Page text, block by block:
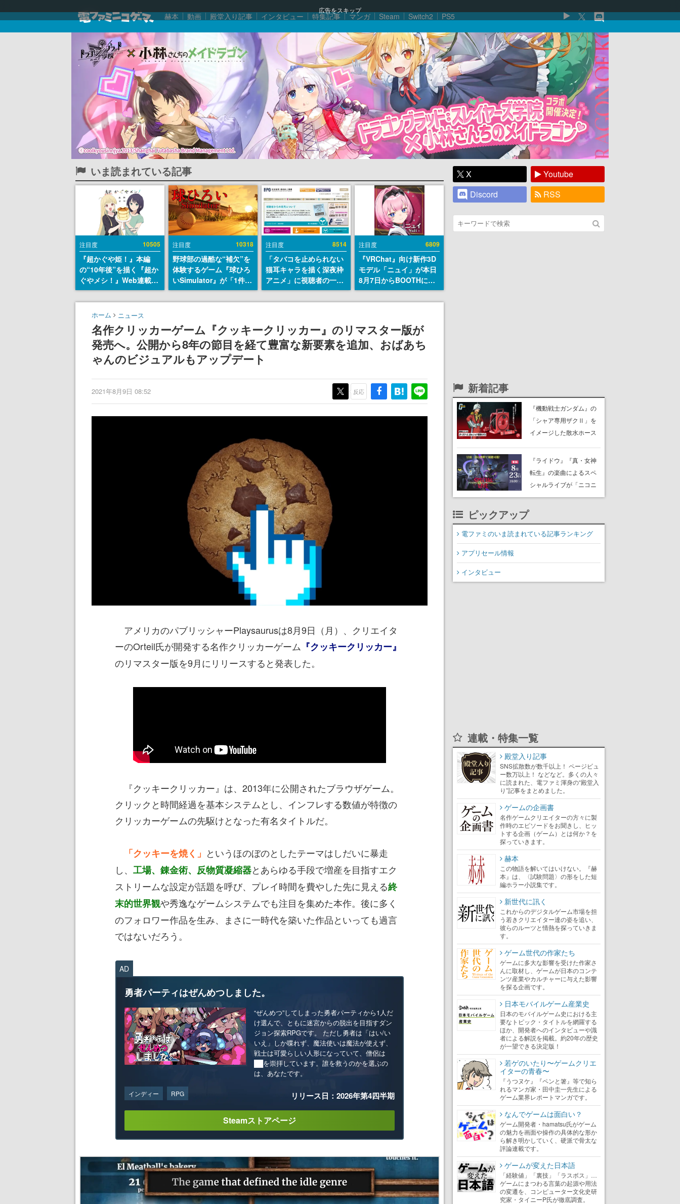
広告をスキップ
赫本 動画 殿堂入り記事 インタビュー 特集記事 マンガ Steam Switch2 PS5
いま読まれている記事
注目度 10505
『超かぐや姫！』本編
の“10年後”を描く『超か
ぐやメシ！』Web連載決
定。新たなWebマンガレ
ーベル「ビビビコミッ
ク」にて特別話が掲載ス
タート、あのお話には…
まだ続きがある！
注目度 10318
野球部の過酷な“補欠”を
体験するゲーム『球ひろ
いSimulator』が「1件」
のウィッシュリストをも
とにチェコ語に対応し
ダム・カム』開発元やチ
ェコのプロ野球選手から
称賛の声
注目度 8514
「タバコを止められない
猫耳キャラを描く深夜枠
アニメ」に視聴者の一部
から批判意見。違法薬物
の使用と思しき描写も含
注目度 6809
『VRChat』向け新作3D
モデル「ニュイ」が本日
8月7日からBOOTHにて
発売。瞳に光る星や感情
豊かな表情が、小悪魔か
ホーム ニュース
名作クリッカーゲーム『クッキークリッカー』のリマスター版が
発売へ。公開から8年の節目を経て豊富な新要素を追加、おばあち
ゃんのビジュアルもアップデート
2021年8月9日 08:52 反応
アメリカのパブリッシャーPlaysaurusは8月9日（月）、クリエイタ
ーのOrteil氏が開発する名作クリッカーゲーム 『クッキークリッカー』
のリマスター版を9月にリリースすると発表した。
『クッキークリッカー』は、2013年に公開されたブラウザゲーム。
クリックと時間経過を基本システムとし、インフレする数値が特徴の
クリッカーゲームの先駆けとなった有名タイトルだ。
「クッキーを焼く」 というほのぼのとしたテーマはしだいに暴走
し、 工場、錬金術、反物質凝縮器とあらゆる手段で増産を目指すエク
ストリームな設定が話題を呼び、プレイ時間を費やした先に見える終
末的世界観や秀逸なゲームシステムでも注目を集めた本作。後に多く
のフォロワー作品を生み、まさに一時代を築いた作品といっても過言
ではないだろう。
AD
勇者パーティはぜんめつしました。
“ぜんめつ”してしまった勇者パーティから1人だ
け選んで、ともに迷宮からの脱出を目指すダン
ジョン探索RPGです。 ただし勇者は「はい/い
いえ」しか喋れず、魔法使いは魔法が使えず、
戦士は可愛らしい人形になっていて、僧侶は
██を崇拝しています。誰を救うのかを選ぶの
は、あなたです。
インディー RPG リリース日：2026年第4四半期
Steamストアページ
X
Youtube
Discord
RSS
新着記事
『機動戦士ガンダム』の
「シャア専用ザクⅡ」を
イメージした散水ホース
にはシャアのパーソナル
マークやジオン公国軍の
エンブレム、型式番号な
『ライドウ』『真・女神
転生』の楽曲によるスペ
シャルライブが「ニコニ
コ生放送」で配信決定。
ド編成による迫力の生演
奏で披露、冒頭部分は“無
ピックアップ
電ファミのいま読まれている記事ランキング
アプリセール情報
インタビュー
連載・特集一覧
殿堂入り記事
SNS拡散数が数千以上！ ページビュ
ー数万以上！ などなど。多くの人々
に読まれた、電ファミ渾身の“殿堂入
り”記事をまとめました。
ゲームの企画書
名作ゲームクリエイターの方々に製
作時のエピソードをお聞きし、ヒッ
トする企画（ゲーム）とは何か？を
探っていきます。
赫本
この物語を解いてはいけない。『赫
本』は、〈試験問題〉の形をした短
編ホラー小説集です。
新世代に訊く
これからのデジタルゲーム市場を担
う若きクリエイター達の姿を追い、
彼らのルーツと情熱を探っていきま
す。
ゲーム世代の作家たち
ゲームに多大な影響を受けた作家さ
んに取材し、ゲームが日本のコンテ
ンツ産業やカルチャーに与えた影響
を探る企画です。
日本モバイルゲーム産業史
日本のモバイルゲーム史における主
要なトピック・タイトルを網羅する
ほか、開発者へのインタビューや識
者による解説を掲載。約20年の歴史
が一望できる決定版！
若ゲのいたり〜ゲームクリエ
イターの青春〜
『うつヌケ』『ペンと箸』等で知ら
れるマンガ家・田中圭一先生による
ゲーム業界レポートマンガです。
なんでゲームは面白い？
ゲーム開発者・hamatsu氏がゲーム
の魅力を画面や操作の具体的な形か
ら解き明かしていく、硬派で骨太な
評論連載です。
ゲームが変えた日本語
「経験値」「裏技」「ラスボス」…
ゲームにまつわる言葉の起源や用法
の変遷を、コンピューター文化史研
究家・タイニーP氏が徹底調査。